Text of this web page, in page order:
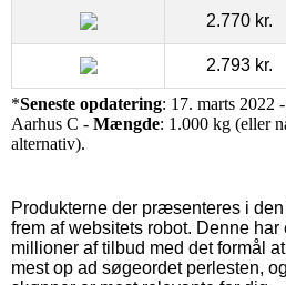
2.770 kr.
2.793 kr.
*Seneste opdatering: 17. marts 2022 -
Aarhus C - Mængde: 1.000 kg (eller
alternativ).
Produkterne der præsenteres i
frem af websitets robot. Denne
millioner af tilbud med det formål
mest op ad søgeordet perlesten,